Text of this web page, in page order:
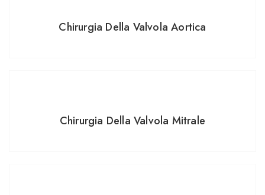
Chirurgia Della Valvola Aortica
Chirurgia Della Valvola Mitrale